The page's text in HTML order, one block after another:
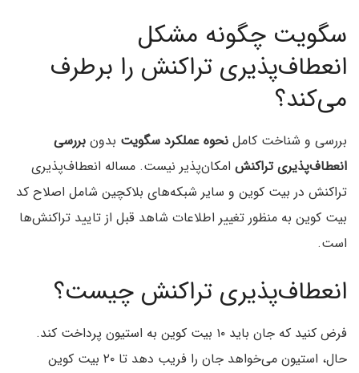
سگویت چگونه مشکل
انعطاف‌پذیری تراکنش را برطرف
می‌کند؟
بررسی و شناخت کامل نحوه عملکرد سگویت بدون بررسی
انعطاف‌پذیری تراکنش امکان‌پذیر نیست. مساله انعطاف‌پذیری
تراکنش در بیت کوین و سایر شبکه‌های بلاکچین شامل اصلاح کد
بیت کوین به منظور تغییر اطلاعات شاهد قبل از تایید تراکنش‌ها
است.
انعطاف‌پذیری تراکنش چیست؟
فرض کنید که جان باید ۱۰ بیت کوین به استیون پرداخت کند.
حال، استیون می‌خواهد جان را فریب دهد تا ۲۰ بیت کوین